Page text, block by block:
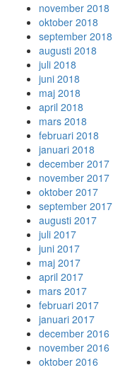
november 2018
oktober 2018
september 2018
augusti 2018
juli 2018
juni 2018
maj 2018
april 2018
mars 2018
februari 2018
januari 2018
december 2017
november 2017
oktober 2017
september 2017
augusti 2017
juli 2017
juni 2017
maj 2017
april 2017
mars 2017
februari 2017
januari 2017
december 2016
november 2016
oktober 2016